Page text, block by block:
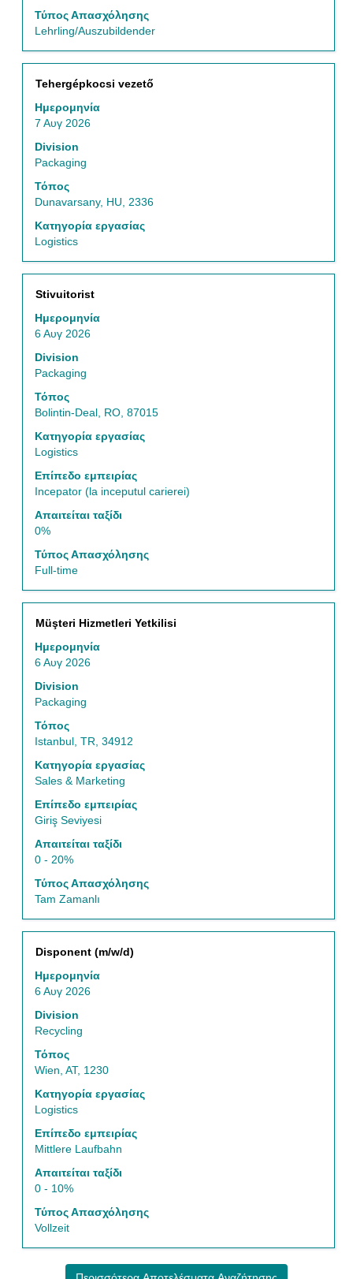
Εργασίας.
Τύπος Απασχόλησης
Lehrling/Auszubildender
Τίτλος
Tehergépkocsi vezető
Ημερομηνία
7 Αυγ 2026
Division
Packaging
Τόπος
Dunavarsany, HU, 2336
Κατηγορία εργασίας
Logistics
Επιλέξτε
του
πλήκτρου
διαστήματος
να
τα
πλήρη
περιεχόμενα
των
εργασίας.
Τίτλος
Stivuitorist
Ημερομηνία
6 Αυγ 2026
Division
Packaging
Τόπος
Bolintin-Deal, RO, 87015
Κατηγορία εργασίας
Logistics
Επίπεδο εμπειρίας
Incepator (la inceputul carierei)
Απαιτείται ταξίδι
0%
Τύπος Απασχόλησης
Full-time
Επιλέξτε
του
πλήκτρου
διαστήματος
να
τα
πλήρη
περιεχόμενα
των
εργασίας.
Τίτλος
Müşteri Hizmetleri Yetkilisi
Ημερομηνία
6 Αυγ 2026
Division
Packaging
Τόπος
Istanbul, TR, 34912
Κατηγορία εργασίας
Sales & Marketing
Επίπεδο εμπειρίας
Giriş Seviyesi
Απαιτείται ταξίδι
0 - 20%
Τύπος Απασχόλησης
Tam Zamanlı
Επιλέξτε
του
πλήκτρου
διαστήματος
να
τα
πλήρη
περιεχόμενα
των
εργασίας.
Τίτλος
Disponent (m/w/d)
Ημερομηνία
6 Αυγ 2026
Division
Recycling
Τόπος
Wien, AT, 1230
Κατηγορία εργασίας
Logistics
Επίπεδο εμπειρίας
Mittlere Laufbahn
Απαιτείται ταξίδι
0 - 10%
Τύπος Απασχόλησης
Vollzeit
Επιλέξτε
του
πλήκτρου
διαστήματος
να
τα
πλήρη
περιεχόμενα
των
εργασίας.